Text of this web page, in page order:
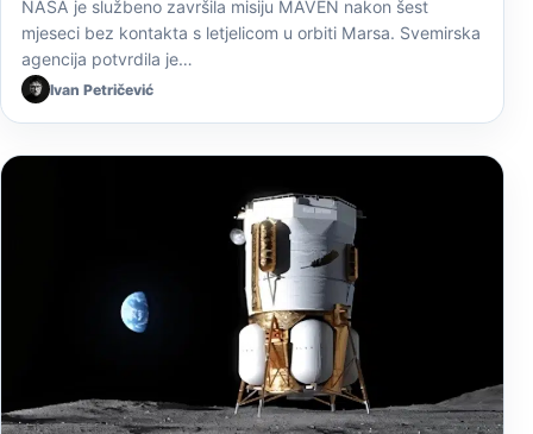
NASA je službeno završila misiju MAVEN nakon šest
mjeseci bez kontakta s letjelicom u orbiti Marsa. Svemirska
agencija potvrdila je…
Ivan Petričević